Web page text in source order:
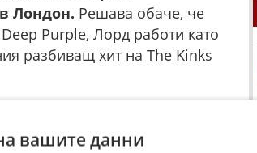
Лондон. Решава обаче, че
Purple, Лорд работи като
разбиващ хит на The Kinks
просто колеги до края
близначки – Вики и
вашите данни